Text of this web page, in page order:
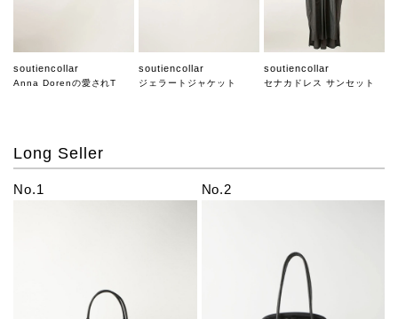
soutiencollar
Anna Dorenの愛されT
soutiencollar
ジェラートジャケット
soutiencollar
セナカドレス サンセット
Long Seller
No.1 No.2